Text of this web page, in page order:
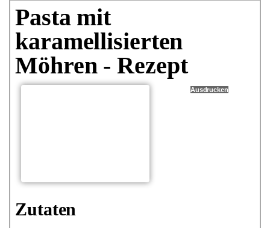
Pasta mit
karamellisierten
Möhren - Rezept
Ausdrucken
Zutaten